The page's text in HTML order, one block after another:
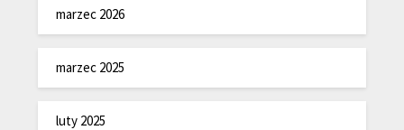
marzec 2026
marzec 2025
luty 2025